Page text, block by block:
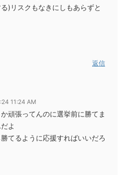
)リスクもなきにしもあらずと
返信
11:24 AM
頑張ってんのに選挙前に勝てま
よ
てるように応援すればいいだろ